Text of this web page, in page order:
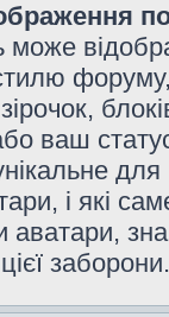
може
ваш
і які
заборони.